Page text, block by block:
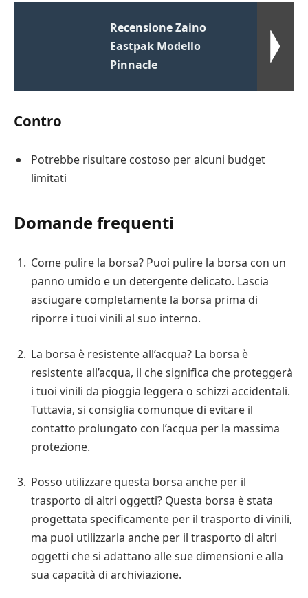
Recensione Zaino
Eastpak Modello
Pinnacle
Contro
Potrebbe risultare costoso per alcuni budget
limitati
Domande frequenti
Come pulire la borsa? Puoi pulire la borsa con un
panno umido e un detergente delicato. Lascia
asciugare completamente la borsa prima di
riporre i tuoi vinili al suo interno.
La borsa è resistente all’acqua? La borsa è
resistente all’acqua, il che significa che proteggerà
i tuoi vinili da pioggia leggera o schizzi accidentali.
Tuttavia, si consiglia comunque di evitare il
contatto prolungato con l’acqua per la massima
protezione.
Posso utilizzare questa borsa anche per il
trasporto di altri oggetti? Questa borsa è stata
progettata specificamente per il trasporto di vinili,
ma puoi utilizzarla anche per il trasporto di altri
oggetti che si adattano alle sue dimensioni e alla
sua capacità di archiviazione.